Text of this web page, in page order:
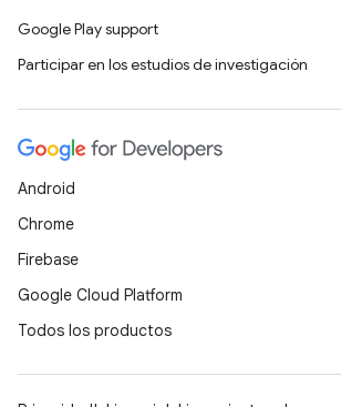
Google Play support
Participar en los estudios de investigación
Android
Chrome
Firebase
Google Cloud Platform
Todos los productos